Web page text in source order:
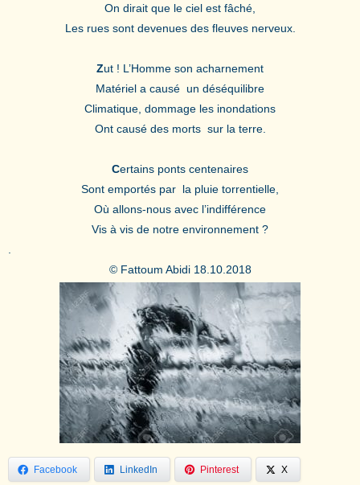
On dirait que le ciel est fâché,
Les rues sont devenues des fleuves nerveux.
Zut ! L’Homme son acharnement
Matériel a causé un déséquilibre
Climatique, dommage les inondations
Ont causé des morts sur la terre.
Certains ponts centenaires
Sont emportés par la pluie torrentielle,
Où allons-nous avec l’indifférence
Vis à vis de notre environnement ?
© Fattoum Abidi 18.10.2018
Facebook LinkedIn Pinterest X